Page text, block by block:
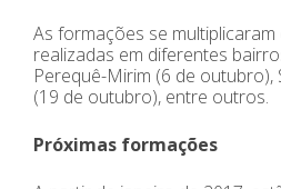
As formações se multiplicaram
realizadas em diferentes
Perequê-Mirim (6 de outubro),
(19 de outubro), entre outros.
Próximas formações